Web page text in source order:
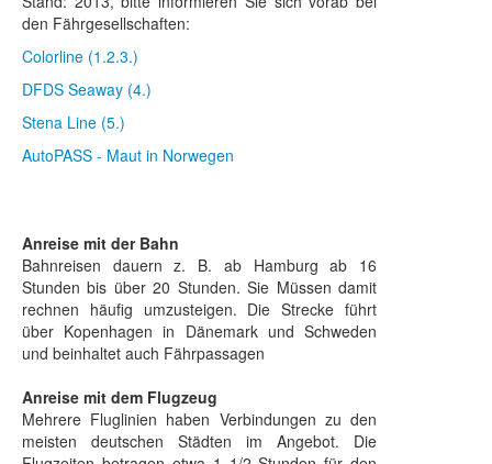
den Fährgesellschaften:
Colorline (1.2.3.)
DFDS Seaway (4.)
Stena Line (5.)
AutoPASS - Maut in Norwegen
Anreise mit der Bahn
Bahnreisen dauern z. B. ab Hamburg ab 16
Stunden bis über 20 Stunden. Sie Müssen damit
rechnen häufig umzusteigen. Die Strecke führt
über Kopenhagen in Dänemark und Schweden
und beinhaltet auch Fährpassagen
Anreise mit dem Flugzeug
Mehrere Fluglinien haben Verbindungen zu den
meisten deutschen Städten im Angebot. Die